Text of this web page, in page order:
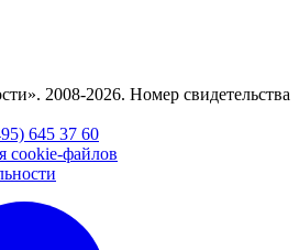
2008-2026. Номер свидетельства
645 37 60
cookie-файлов